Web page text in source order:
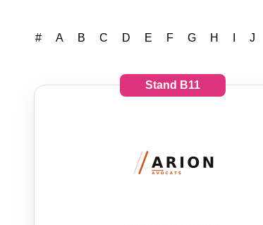
# A B C D E F G H J
Stand B11